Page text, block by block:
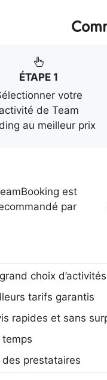
ÉTAPE 1
votre
activité de Team
au meilleur prix
est
par
choix d’activités
tarifs garantis
rapides et sans
temps
prestataires